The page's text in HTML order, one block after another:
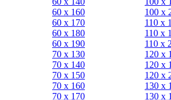
60 х 160
60 х 170
60 х 180
60 х 190
70 х 130
70 х 140
70 х 150
70 х 160
70 х 170
100 x
110 x
110 х
110 х
120 х
120 х
120 х
130 х
130 х